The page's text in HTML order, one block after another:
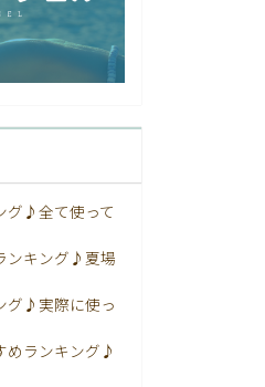
グ♪全て使って
ンキング♪夏場
グ♪実際に使っ
めランキング♪